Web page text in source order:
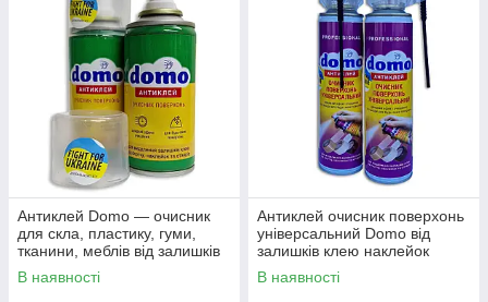
Антиклей Domo — очисник
для скла, пластику, гуми,
тканини, меблів від залишків
клею, наклейок 150мл
В наявності
Антиклей очисник поверхонь
універсальний Domo від
залишків клею наклейок
320мл
В наявності